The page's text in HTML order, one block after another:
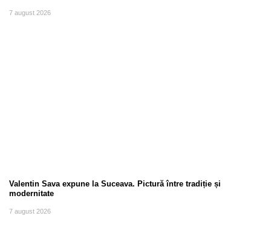
7 august 2026
Valentin Sava expune la Suceava. Pictură între tradiție și
modernitate
7 august 2026